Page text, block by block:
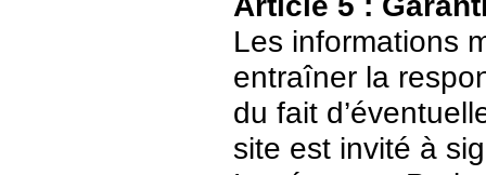
Les informations
entraîner la
du fait
site est invité à